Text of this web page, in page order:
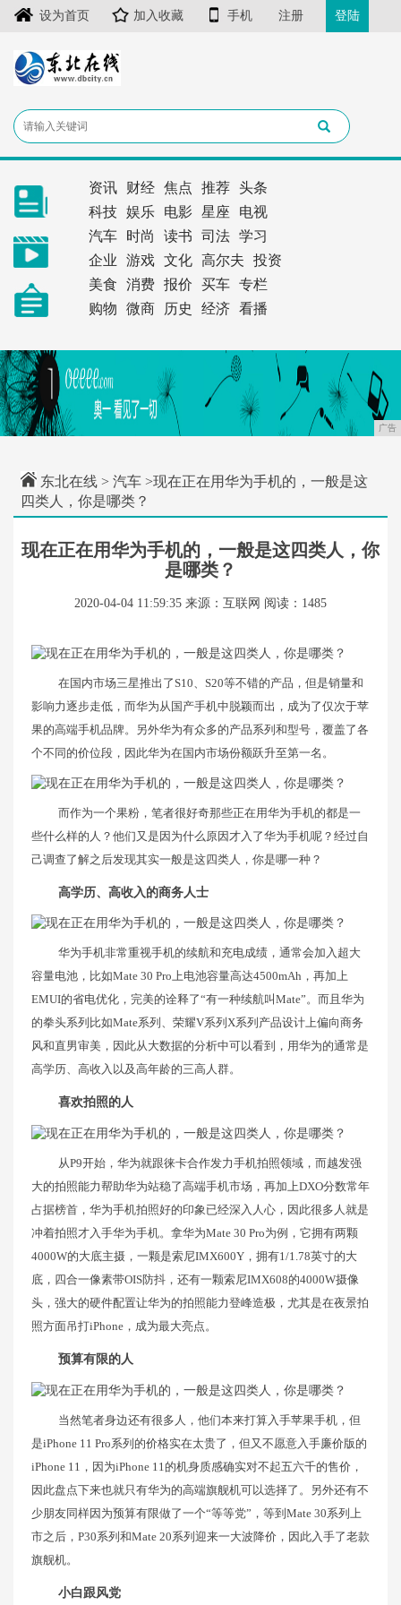
设为首页 加入收藏 手机 注册 登陆
资讯 财经 焦点 推荐
头条
科技
娱乐 电影 星座
电视
汽车
时尚 读书 司法
学习
企业
游戏 文化 高尔夫
投资
美食
消费 报价 买车
专栏
购物
微商 历史 经济 看播
广告
东北在线 > 汽车 >现在正在用华为手机的，一般是这
四类人，你是哪类？
现在正在用华为手机的，一般是这四类人，你
是哪类？
2020-04-04 11:59:35 来源：互联网 阅读：1485
在国内市场三星推出了S10、S20等不错的产品，但是销量和
影响力逐步走低，而华为从国产手机中脱颖而出，成为了仅次于苹
果的高端手机品牌。另外华为有众多的产品系列和型号，覆盖了各
个不同的价位段，因此华为在国内市场份额跃升至第一名。
而作为一个果粉，笔者很好奇那些正在用华为手机的都是一
些什么样的人？他们又是因为什么原因才入了华为手机呢？经过自
己调查了解之后发现其实一般是这四类人，你是哪一种？
高学历、高收入的商务人士
华为手机非常重视手机的续航和充电成绩，通常会加入超大
容量电池，比如Mate 30 Pro上电池容量高达4500mAh，再加上
EMUI的省电优化，完美的诠释了“有一种续航叫Mate”。而且华为
的拳头系列比如Mate系列、荣耀V系列X系列产品设计上偏向商务
风和直男审美，因此从大数据的分析中可以看到，用华为的通常是
高学历、高收入以及高年龄的三高人群。
喜欢拍照的人
从P9开始，华为就跟徕卡合作发力手机拍照领域，而越发强
大的拍照能力帮助华为站稳了高端手机市场，再加上DXO分数常年
占据榜首，华为手机拍照好的印象已经深入人心，因此很多人就是
冲着拍照才入手华为手机。拿华为Mate 30 Pro为例，它拥有两颗
4000W的大底主摄，一颗是索尼IMX600Y，拥有1/1.78英寸的大
底，四合一像素带OIS防抖，还有一颗索尼IMX608的4000W摄像
头，强大的硬件配置让华为的拍照能力登峰造极，尤其是在夜景拍
照方面吊打iPhone，成为最大亮点。
预算有限的人
当然笔者身边还有很多人，他们本来打算入手苹果手机，但
是iPhone 11 Pro系列的价格实在太贵了，但又不愿意入手廉价版的
iPhone 11，因为iPhone 11的机身质感确实对不起五六千的售价，
因此盘点下来也就只有华为的高端旗舰机可以选择了。另外还有不
少朋友同样因为预算有限做了一个“等等党”，等到Mate 30系列上
市之后，P30系列和Mate 20系列迎来一大波降价，因此入手了老款
旗舰机。
小白跟风党